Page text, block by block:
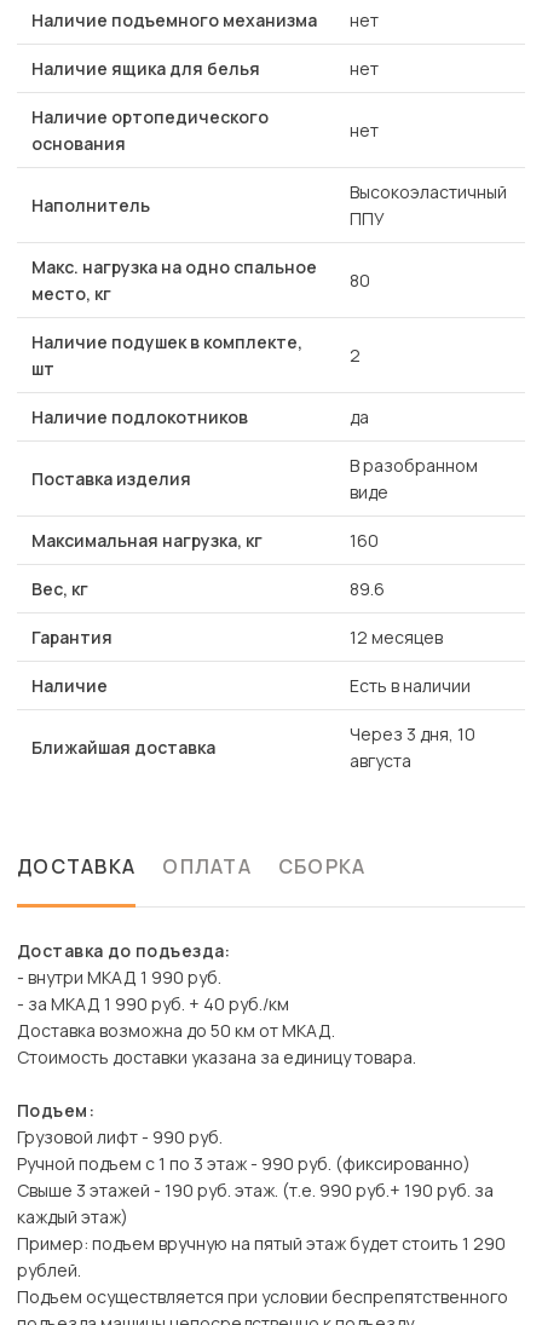
Наличие подъемного механизма нет
Наличие ящика для белья нет
Наличие ортопедического
основания
нет
Наполнитель
Высокоэластичный
ППУ
Макс. нагрузка на одно спальное
место, кг
80
Наличие подушек в комплекте,
шт
2
Наличие подлокотников да
Поставка изделия
В разобранном
виде
Максимальная нагрузка, кг 160
Вес, кг 89.6
Гарантия 12 месяцев
Наличие Есть в наличии
Ближайшая доставка
Через 3 дня, 10
августа
ДОСТАВКА ОПЛАТА СБОРКА
Доставка до подъезда:
- внутри МКАД 1 990 руб.
- за МКАД 1 990 руб. + 40 руб./км
Доставка возможна до 50 км от МКАД.
Стоимость доставки указана за единицу товара.
Подъем:
Грузовой лифт - 990 руб.
Ручной подъем с 1 по 3 этаж - 990 руб. (фиксированно)
Свыше 3 этажей - 190 руб. этаж. (т.е. 990 руб.+ 190 руб. за
каждый этаж)
Пример: подъем вручную на пятый этаж будет стоить 1 290
рублей.
Подъем осуществляется при условии беспрепятственного